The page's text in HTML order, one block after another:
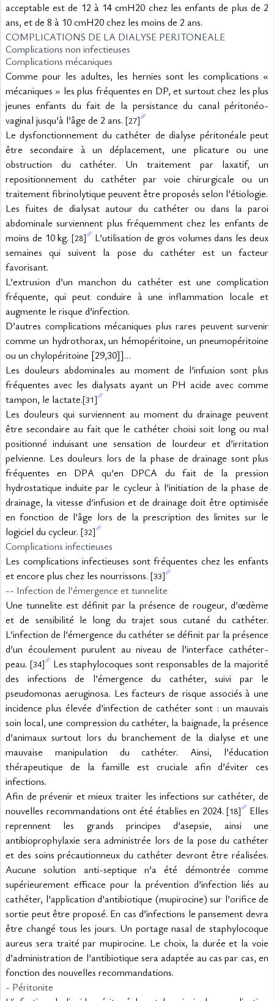
acceptable est de 12 à 14 cmH20 chez les enfants de plus de 2
ans, et de 8 à 10 cmH20 chez les moins de 2 ans.
COMPLICATIONS DE LA DIALYSE PERITONEALE
Complications non infectieuses
Complications mécaniques
Comme pour les adultes, les hernies sont les complications «
mécaniques » les plus fréquentes en DP, et surtout chez les plus
jeunes enfants du fait de la persistance du canal péritonéo-
vaginal jusqu’à l’âge de 2 ans. [27]
Le dysfonctionnement du cathéter de dialyse péritonéale peut
être secondaire à un déplacement, une plicature ou une
obstruction du cathéter. Un traitement par laxatif, un
repositionnement du cathéter par voie chirurgicale ou un
traitement fibrinolytique peuvent être proposés selon l’étiologie.
Les fuites de dialysat autour du cathéter ou dans la paroi
abdominale surviennent plus fréquemment chez les enfants de
moins de 10 kg. [28]
L’utilisation de gros volumes dans les deux
semaines qui suivent la pose du cathéter est un facteur
favorisant.
L’extrusion d’un manchon du cathéter est une complication
fréquente, qui peut conduire à une inflammation locale et
augmente le risque d’infection.
D’autres complications mécaniques plus rares peuvent survenir
comme un hydrothorax, un hémopéritoine, un pneumopéritoine
ou un chylopéritoine [29,30]]…
Les douleurs abdominales au moment de l’infusion sont plus
fréquentes avec les dialysats ayant un PH acide avec comme
tampon, le lactate.[31]
Les douleurs qui surviennent au moment du drainage peuvent
être secondaire au fait que le cathéter choisi soit long ou mal
positionné induisant une sensation de lourdeur et d’irritation
pelvienne. Les douleurs lors de la phase de drainage sont plus
fréquentes en DPA qu’en DPCA du fait de la pression
hydrostatique induite par le cycleur à l’initiation de la phase de
drainage, la vitesse d’infusion et de drainage doit être optimisée
en fonction de l’âge lors de la prescription des limites sur le
logiciel du cycleur. [32]
Complications infectieuses
Les complications infectieuses sont fréquentes chez les enfants
et encore plus chez les nourrissons. [33]
-- Infection de l’émergence et tunnelite
Une tunnelite est définit par la présence de rougeur, d’œdème
et de sensibilité le long du trajet sous cutané du cathéter.
L’infection de l’émergence du cathéter se définit par la présence
d’un écoulement purulent au niveau de l’interface cathéter-
peau. [34] Les staphylocoques sont responsables de la majorité
des infections de l’émergence du cathéter, suivi par le
pseudomonas aeruginosa. Les facteurs de risque associés à une
incidence plus élevée d’infection de cathéter sont : un mauvais
soin local, une compression du cathéter, la baignade, la présence
d’animaux surtout lors du branchement de la dialyse et une
mauvaise manipulation du cathéter. Ainsi, l’éducation
thérapeutique de la famille est cruciale afin d’éviter ces
infections.
Afin de prévenir et mieux traiter les infections sur cathéter, de
nouvelles recommandations ont été établies en 2024. [18]
Elles
reprennent les grands principes d’asepsie, ainsi une
antibioprophylaxie sera administrée lors de la pose du cathéter
et des soins précautionneux du cathéter devront être réalisées.
Aucune solution anti-septique n’a été démontrée comme
supérieurement efficace pour la prévention d’infection liés au
cathéter, l’application d’antibiotique (mupirocine) sur l’orifice de
sortie peut être proposé. En cas d’infections le pansement devra
être changé tous les jours. Un portage nasal de staphylocoque
aureus sera traité par mupirocine. Le choix, la durée et la voie
d’administration de l’antibiotique sera adaptée au cas par cas, en
fonction des nouvelles recommandations.
- Péritonite